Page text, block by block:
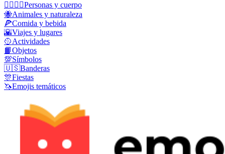
👩‍❤️‍💋‍👨Personas y cuerpo
🐝Animales y naturaleza
🍕Comida y bebida
🌇Viajes y lugares
🥎Actividades
📙Objetos
💯Símbolos
🇺🇸Banderas
🎊Fiestas
🦄Emojis temáticos